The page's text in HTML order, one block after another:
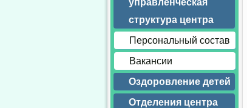
управленческая
структура центра
Персональный состав
Вакансии
Оздоровление детей
Отделения центра